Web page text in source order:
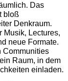
Das
bloß
Denkraum.
Musik, Lectures,
neue Formate.
Communities
Raum, in dem
einladen.